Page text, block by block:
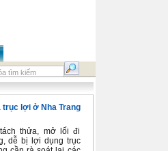
trục lợi ở Nha Trang
thửa, mở lối đi
dễ bị lợi dụng trục